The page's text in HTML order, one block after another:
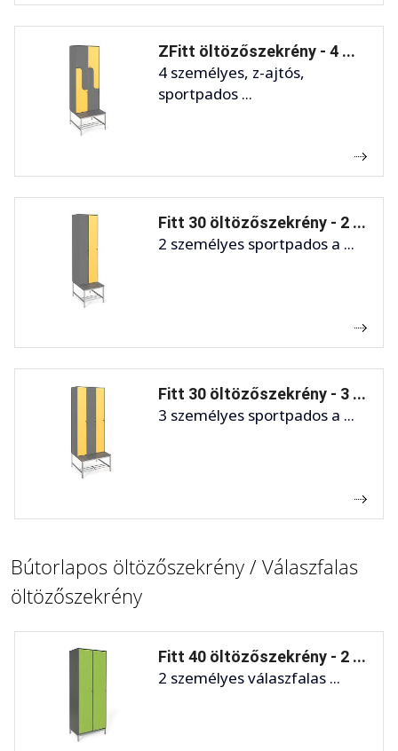
ZFitt öltözőszekrény - 4 ...
4 személyes, z-ajtós,
sportpados ...
Fitt 30 öltözőszekrény - 2 ...
2 személyes sportpados a ...
Fitt 30 öltözőszekrény - 3 ...
3 személyes sportpados a ...
Bútorlapos öltözőszekrény / Válaszfalas
öltözőszekrény
Fitt 40 öltözőszekrény - 2 ...
2 személyes válaszfalas ...